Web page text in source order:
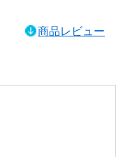
広く普及している鋼種の
す。
商品レビュー